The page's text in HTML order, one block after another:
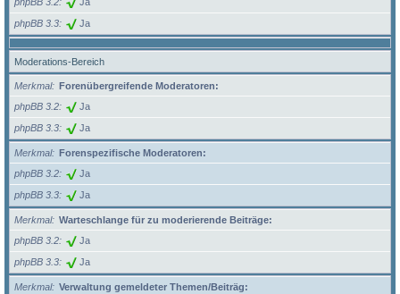
phpBB 3.3 Ja
Moderations-Bereich
Merkmal
Forenübergreifende Moderatoren:
phpBB 3.2
Ja
phpBB 3.3 Ja
Merkmal
Forenspezifische Moderatoren:
phpBB 3.2
Ja
phpBB 3.3 Ja
Merkmal
Warteschlange für zu moderierende Beiträge:
phpBB 3.2
Ja
phpBB 3.3 Ja
Merkmal
Verwaltung gemeldeter Themen/Beiträg: